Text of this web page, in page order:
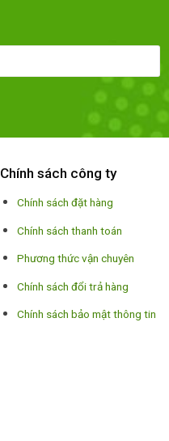
Chính sách công ty
Chính sách đặt hàng
Chính sách thanh toán
Phương thức vận chuyên
Chính sách đổi trả hàng
Chính sách bảo mật thông tin